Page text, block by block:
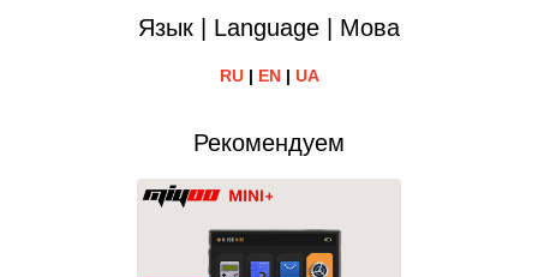
Язык | Language | Мова
RU| EN| UA
Рекомендуем